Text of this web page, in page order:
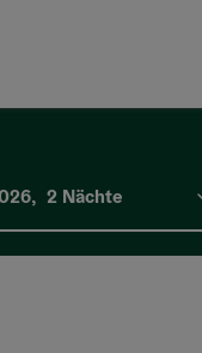
, 2 Nächte